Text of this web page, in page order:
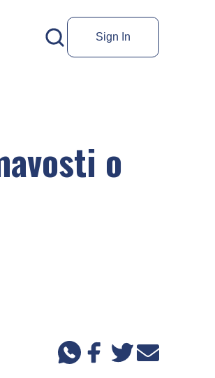
Sign In
o